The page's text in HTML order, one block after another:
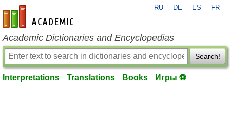
en-academic.com
RU DE ES FR
Academic Dictionaries and Encyclopedias
Search!
Interpretations Translations Books Игры ⚽